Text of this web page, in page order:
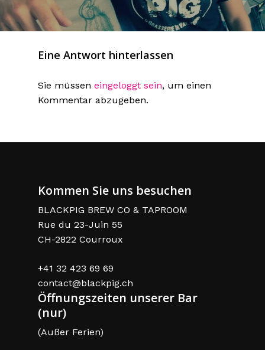
Eine Antwort hinterlassen
Sie müssen eingeloggt sein, um einen
Kommentar abzugeben.
Kommen Sie uns besuchen
BLACKPIG BREW CO & TAPROOM
Rue du 23-Juin 55
CH-2822 Courroux
+41 32 423 69 69
contact@blackpig.ch
Öffnungszeiten unserer Bar
(nur)
(Außer Ferien)